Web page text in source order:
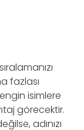
fazlası
isimlere
görecektir.
adınızı